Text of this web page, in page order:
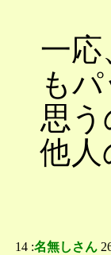
一
も
思
他人
14 :名無しさん